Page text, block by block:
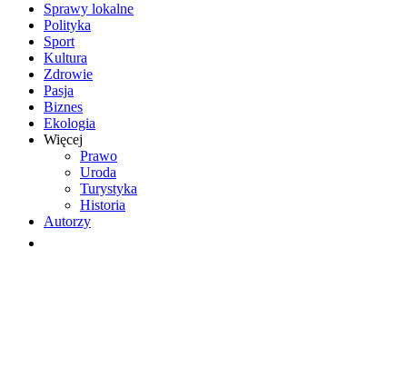
Sprawy lokalne
Polityka
Sport
Kultura
Zdrowie
Pasja
Biznes
Ekologia
Więcej
Prawo
Uroda
Turystyka
Historia
Autorzy